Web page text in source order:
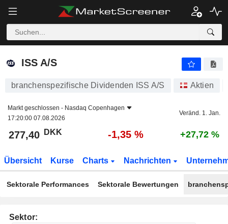
ISS A/S
ISS A/S
branchenspezifische Dividenden ISS A/S Aktien
Markt geschlossen - Nasdaq Copenhagen
17:20:00 07.08.2026
Veränd. 1. Jan.
277,40 DKK -1,35 % +27,72 %
Übersicht Kurse Charts Nachrichten
Sektorale Performances Sektorale Bewertungen
Sektor: